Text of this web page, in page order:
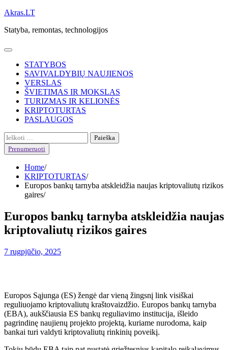
Skip
content
Akras.LT
Statyba, remontas, technologijos
STATYBOS
SAVIVALDYBIŲ NAUJIENOS
VERSLAS
ŠVIETIMAS IR MOKSLAS
TURIZMAS IR KELIONĖS
KRIPTOTURTAS
PASLAUGOS
Ieškoti:
Prenumeruoti
Home
KRIPTOTURTAS
Europos bankų tarnyba atskleidžia naujas kriptovaliutų rizikos
gaires
Europos bankų tarnyba atskleidžia naujas
kriptovaliutų rizikos gaires
7 rugpjūčio, 2025
Europos Sąjunga (ES) žengė dar vieną žingsnį link visiškai
reguliuojamo kriptovaliutų kraštovaizdžio. Europos bankų tarnyba
(EBA), aukščiausia ES bankų reguliavimo institucija, išleido
pagrindinę naujienų projekto projektą, kuriame nurodoma, kaip
bankai turi valdyti kriptovaliutų rinkinių poveikį.